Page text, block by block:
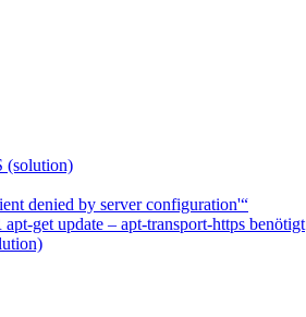
(solution)
denied by server configuration'“
get update – apt-transport-https benötigt